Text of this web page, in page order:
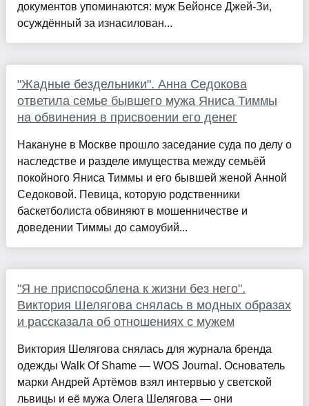
документов упоминаются: муж Бейонсе Джей-Зи,
осуждённый за изнасилован...
"Жадные бездельники". Анна Седокова
ответила семье бывшего мужа Яниса Тиммы
на обвинения в присвоении его денег
Накануне в Москве прошло заседание суда по делу о
наследстве и разделе имущества между семьёй
покойного Яниса Тиммы и его бывшей женой Анной
Седоковой. Певица, которую родственники
баскетболиста обвиняют в мошенничестве и
доведении Тиммы до самоубий...
"Я не приспособлена к жизни без него".
Виктория Шелягова снялась в модных образах
и рассказала об отношениях с мужем
Виктория Шелягова снялась для журнала бренда
одежды Walk Of Shame — WOS Journal. Основатель
марки Андрей Артёмов взял интервью у светской
львицы и её мужа Олега Шелягова — они